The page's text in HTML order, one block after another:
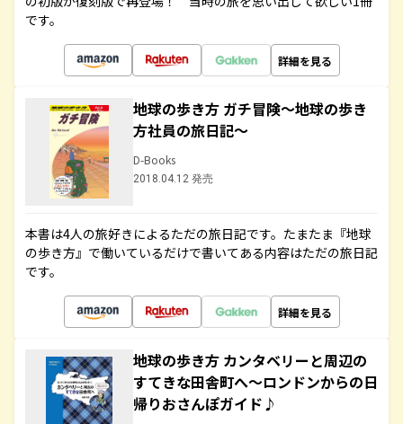
です。
詳細を見る
地球の歩き方 ガチ冒険～地球の歩き
方社員の旅日記～
D-Books
2018.04.12 発売
本書は4人の旅好きによるただの旅日記です。たまたま『地球
の歩き方』で働いているだけで書いてある内容はただの旅日記
です。
詳細を見る
地球の歩き方 カンタベリーと周辺の
すてきな田舎町へ～ロンドンからの日
帰りおさんぽガイド♪